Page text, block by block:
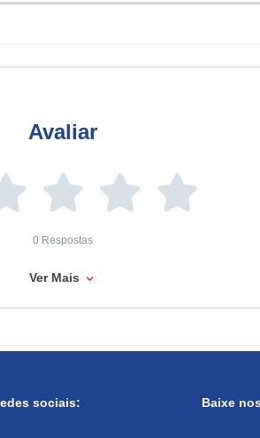
Avaliar
0 Respostas
Ver Mais
sociais: Baixe